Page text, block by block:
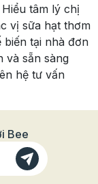
tâm lý chị
vị sữa hạt thơm
biến tại nhà đơn
và sẵn sàng
hệ tư vấn
Bee